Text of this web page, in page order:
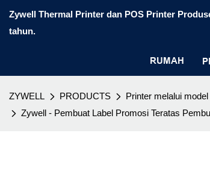
Zywell Thermal Printer dan POS Printer
tahun.
RUMAH
ZYWELL PRODUCTS Printer melalui model
Zywell - Pembuat Label Promosi Teratas